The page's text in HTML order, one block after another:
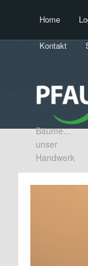
Zum
Zum
Home
Kontakt
Bäume…
unser
Handwerk